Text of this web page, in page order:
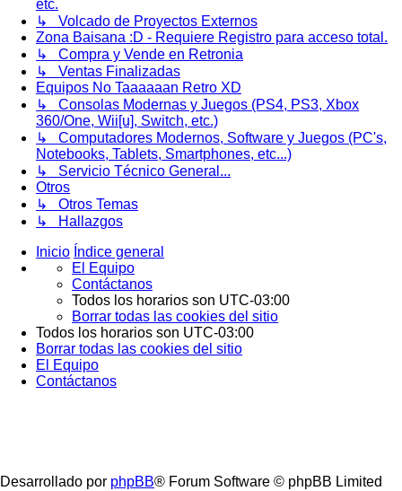
etc.
↳ Volcado de Proyectos Externos
Zona Baisana :D - Requiere Registro para acceso total.
↳ Compra y Vende en Retronia
↳ Ventas Finalizadas
Equipos No Taaaaaan Retro XD
↳ Consolas Modernas y Juegos (PS4, PS3, Xbox
360/One, Wii[u], Switch, etc.)
↳ Computadores Modernos, Software y Juegos (PC's,
Notebooks, Tablets, Smartphones, etc...)
↳ Servicio Técnico General...
Otros
↳ Otros Temas
↳ Hallazgos
Inicio Índice general
El Equipo
Contáctanos
Todos los horarios son UTC-03:00
Borrar todas las cookies del sitio
Todos los horarios son UTC-03:00
Borrar todas las cookies del sitio
El Equipo
Contáctanos
Desarrollado por phpBB® Forum Software © phpBB Limited